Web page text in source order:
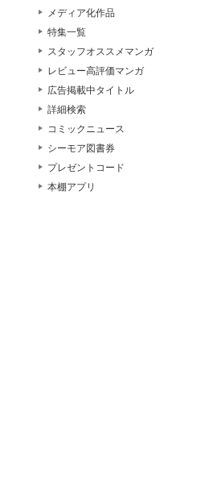
メディア化作品
特集一覧
スタッフオススメマンガ
レビュー高評価マンガ
広告掲載中タイトル
詳細検索
コミックニュース
シーモア図書券
プレゼントコード
本棚アプリ